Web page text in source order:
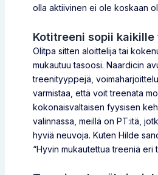
olla aktiivinen ei ole koskaan
Kotitreeni sopii
Olitpa sitten aloittelija tai
mukautuu tasoosi. Naardicin
treenityyppejä,
varmistaa, että voit treenata
kokonaisvaltaisen fyysisen
valinnassa, meillä on PT:itä,
hyviä neuvoja. Kuten Hilde
“Hyvin mukautettua treeniä eri